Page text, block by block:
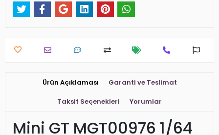
Ürün Açıklaması Garanti ve Teslimat
Taksit Seçenekleri Yorumlar
Mini GT MGT00976 1/64